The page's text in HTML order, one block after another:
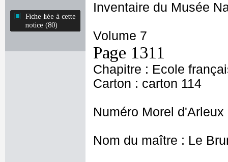
Fiche liée à cette
notice (80)
Inventaire du Musée
Volume 7
Page 1311
Chapitre : Ecole
Carton : carton 114
Numéro Morel d'Arleux
Nom du maître : Le